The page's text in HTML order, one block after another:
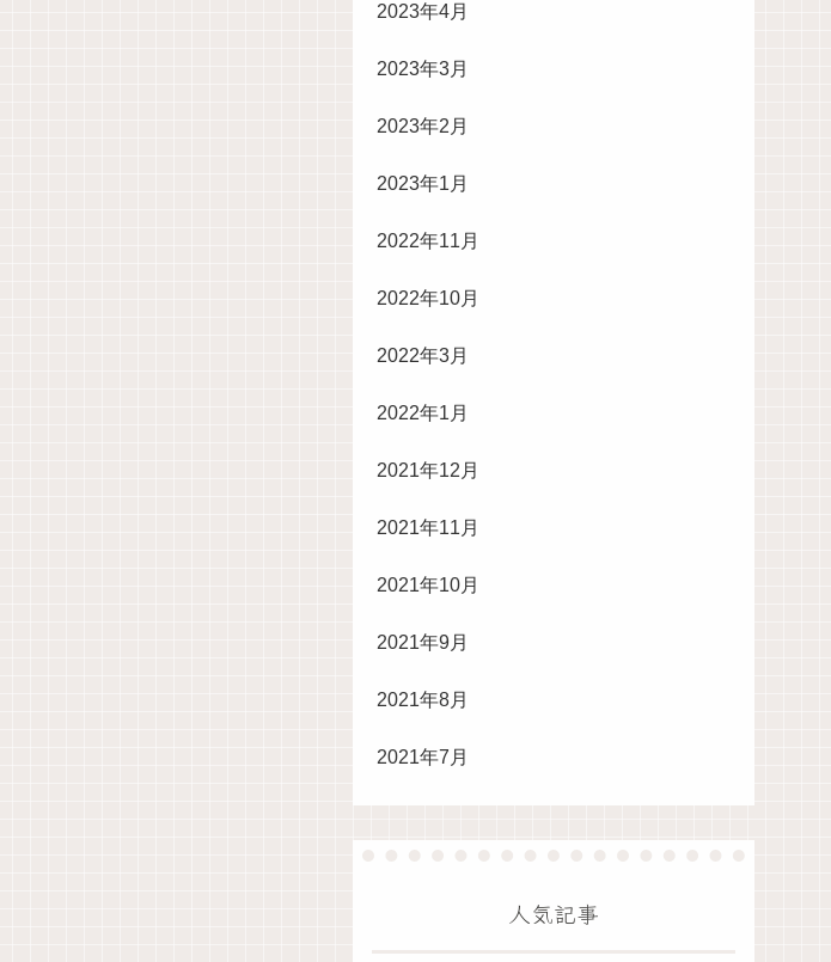
2023年4月
2023年3月
2023年2月
2023年1月
2022年11月
2022年10月
2022年3月
2022年1月
2021年12月
2021年11月
2021年10月
2021年9月
2021年8月
2021年7月
人気記事